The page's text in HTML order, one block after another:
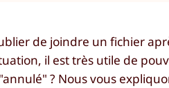
de joindre un fichier
il est très utile de
? Nous vous